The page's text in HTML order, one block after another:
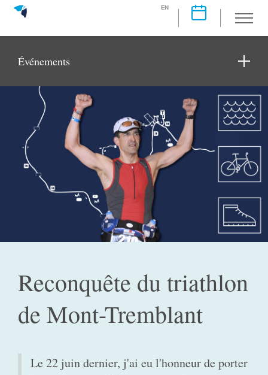
EN
Événements
Reconquête du triathlon
de Mont-Tremblant
Le 22 juin dernier, j'ai eu l'honneur de porter